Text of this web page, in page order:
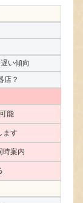
い傾向
店？
能
ます
時案内